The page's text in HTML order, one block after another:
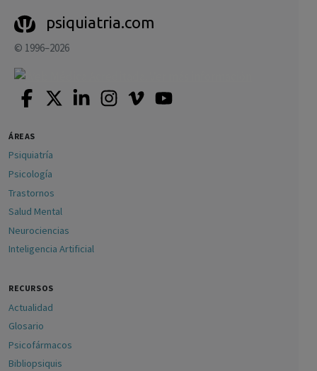
psiquiatria.com
© 1996–2026
ÁREAS
Psiquiatría
Psicología
Trastornos
Salud Mental
Neurociencias
Inteligencia Artificial
RECURSOS
Actualidad
Glosario
Psicofármacos
Bibliopsiquis